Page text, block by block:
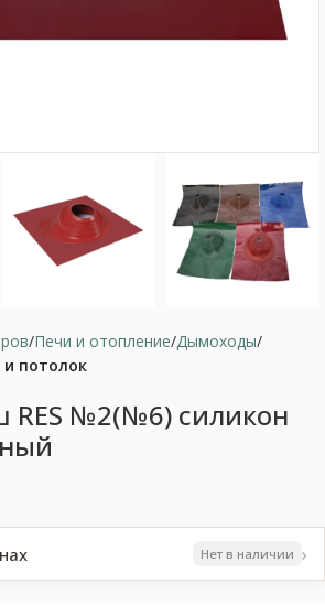
Печи и отопление Дымоходы
потолок
RES №2(№6) силикон
Нет в наличии ›